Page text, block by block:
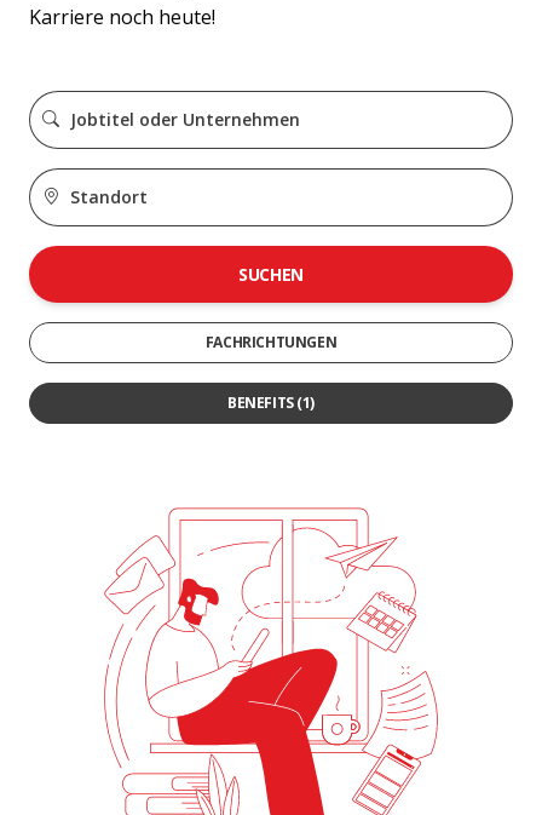
Karriere noch heute!
SUCHEN
FACHRICHTUNGEN
BENEFITS(1)